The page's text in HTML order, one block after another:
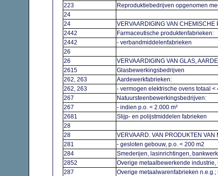
223
Reproduktiebedrijven opgenomen
24
24
VERVAARDIGING VAN
2442
Farmaceutische produktenfabrieken:
2442
- verbandmiddelenfabrieken
26
26
VERVAARDIGING VAN GLAS,
2615
Glasbewerkingsbedrijven
262, 263
Aardewerkfabrieken:
262, 263
- vermogen elektrische ovens totaal
267
Natuursteenbewerkingsbedrijven:
267
- indien p.o. < 2.000 m²
2681
Slijp- en polijstmiddelen fabrieken
28
28
VERVAARD. VAN PRODUKTEN
281
- gesloten gebouw, p.o. < 200 m2
284
Smederijen, lasinrichtingen,
2852
Overige metaalbewerkende
287
Overige metaalwarenfabrieken